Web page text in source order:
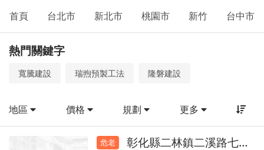
屋、
新
成
屋、
物
件
首頁 台北市 新北市 桃園市 新竹 台中市
熱門關鍵字
寬騰建設 瑞煦預製工法 隆磐建設
地區 價格 規劃 更多
危老
彰化縣二林鎮二溪路七段透天42.3